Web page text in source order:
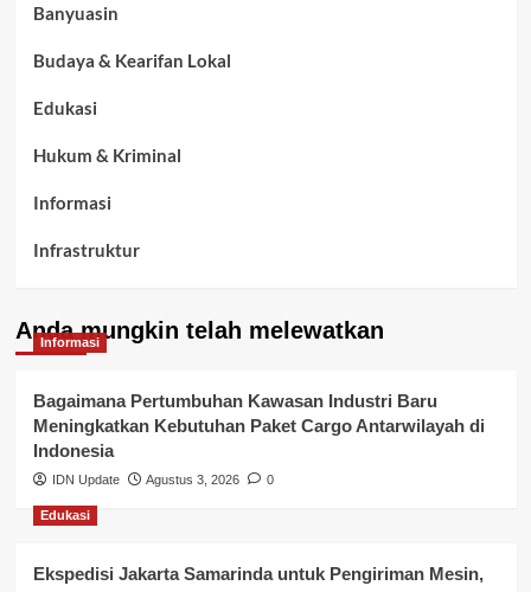
Banyuasin
Budaya & Kearifan Lokal
Edukasi
Hukum & Kriminal
Informasi
Infrastruktur
Kepegawaian & ASN Banyuasin
Kesehatan
Keuangan
Lalu Lintas
Layanan Publik Kabupaten Banyuasin
Anda mungkin telah melewatkan
Informasi
Bagaimana Pertumbuhan Kawasan Industri Baru
Meningkatkan Kebutuhan Paket Cargo Antarwilayah di
Indonesia
IDN Update Agustus 3, 2026 0
Edukasi
Ekspedisi Jakarta Samarinda untuk Pengiriman Mesin,